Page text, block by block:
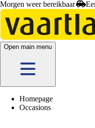
Morgen weer bereikbaar
Open main menu
Homepage
Occasions